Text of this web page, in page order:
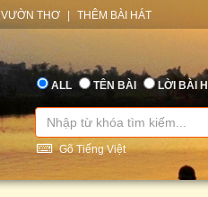
VƯỜN THƠ THÊM BÀI HÁT
ALL TÊN BÀI LỜI BÀI
Gõ Tiếng Việt